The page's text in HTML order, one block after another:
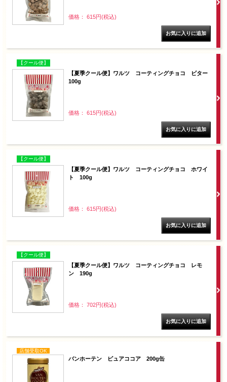
価格： 615円(税込)
【クール便】
【夏季クール便】ワルツ コーティングチョコ ビター
100g
価格： 615円(税込)
【クール便】
【夏季クール便】ワルツ コーティングチョコ ホワイ
ト 100g
価格： 615円(税込)
【クール便】
【夏季クール便】ワルツ コーティングチョコ レモ
ン 190g
価格： 702円(税込)
店舗受取OK
バンホーテン ピュアココア 200g缶